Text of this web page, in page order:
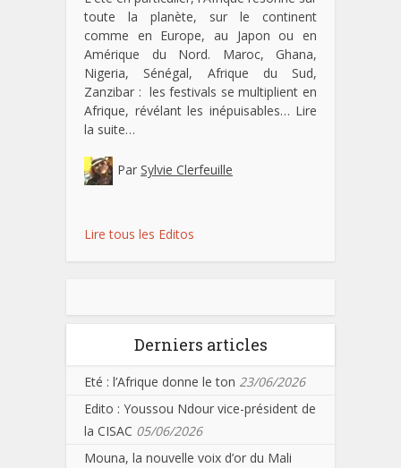
toute la planète, sur le continent
comme en Europe, au Japon ou en
Amérique du Nord. Maroc, Ghana,
Nigeria, Sénégal, Afrique du Sud,
Zanzibar : les festivals se multiplient en
Afrique, révélant les inépuisables… Lire
la suite…
Par Sylvie Clerfeuille
Lire tous les Editos
Derniers articles
Eté : l’Afrique donne le ton 23/06/2026
Edito : Youssou Ndour vice-président de
la CISAC 05/06/2026
Mouna, la nouvelle voix d’or du Mali